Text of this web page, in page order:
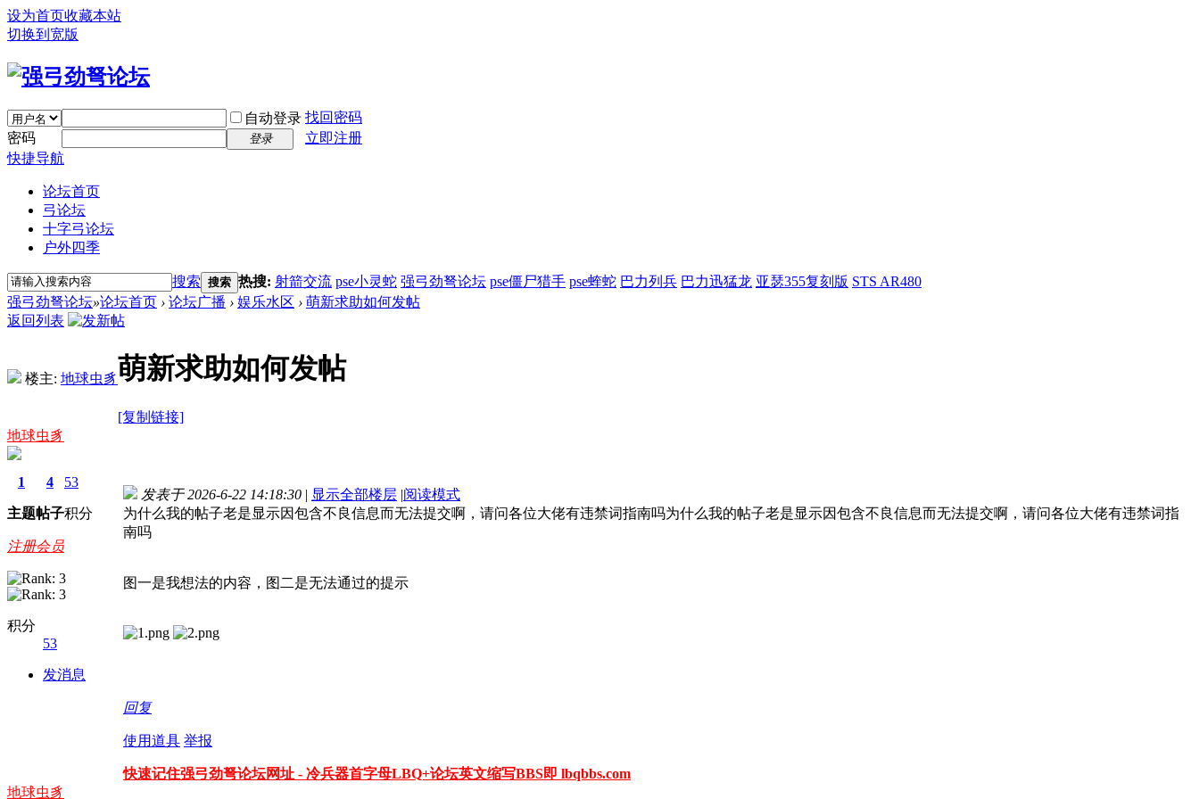
设为首页收藏本站
切换到宽版
自动登录 找回密码
密码
登录
立即注册
快捷导航
论坛首页
弓论坛
十字弓论坛
户外四季
搜索 搜索 热搜: 射箭交流 pse小灵蛇 强弓劲弩论坛 pse僵尸猎手 pse蝰蛇 巴力列兵 巴力迅猛龙 亚瑟355复刻版 STS AR480
强弓劲弩论坛»论坛首页 › 论坛广播 › 娱乐水区 › 萌新求助如何发帖
返回列表
楼主: 地球虫豸萌新求助如何发帖
[复制链接]
地球虫豸
1
主题
4
帖子
53
积分
注册会员
积分
53
发消息
发表于 2026-6-22 14:18:30 | 显示全部楼层 |阅读模式
为什么我的帖子老是显示因包含不良信息而无法提交啊，请问各位大佬有违禁词指南吗为什么我的帖子老是显示因包含不良信息而无法提交啊，请问各位大佬有违禁词指
南吗
图一是我想法的内容，图二是无法通过的提示
回复
使用道具 举报
快速记住强弓劲弩论坛网址 - 冷兵器首字母LBQ+论坛英文缩写BBS即 lbqbbs.com
地球虫豸